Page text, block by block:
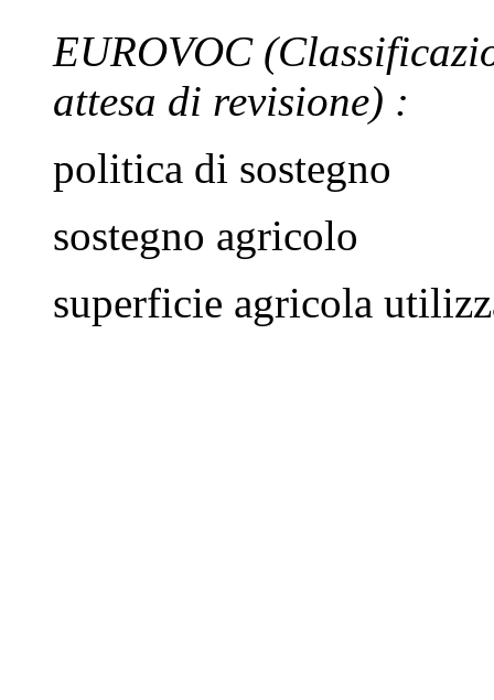
EUROVOC
attesa di revisione) :
politica di sostegno
sostegno agricolo
superficie agricola